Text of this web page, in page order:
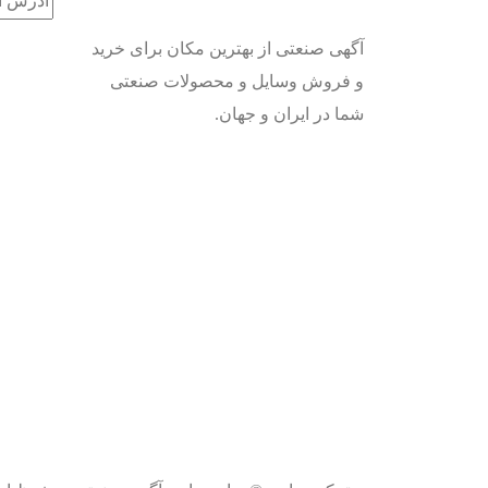
آگهی صنعتی از بهترین مکان برای خرید
و فروش وسایل و محصولات صنعتی
شما در ایران و جهان.